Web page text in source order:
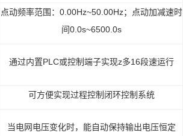
点动频率范围：0.00Hz~50.00Hz；点动加减速时
间0.0s~6500.0s
通过内置PLC或控制端子实现z多16段速运行
可方便实现过程控制闭环控制系统
当电网电压变化时，能自动保持输出电压恒定